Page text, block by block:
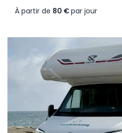
À partir de 80 €par jour